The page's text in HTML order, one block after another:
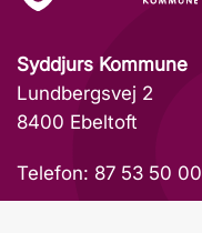
Syddjurs Kommune
Lundbergsvej 2
8400 Ebeltoft
Telefon: 87 53 50 00